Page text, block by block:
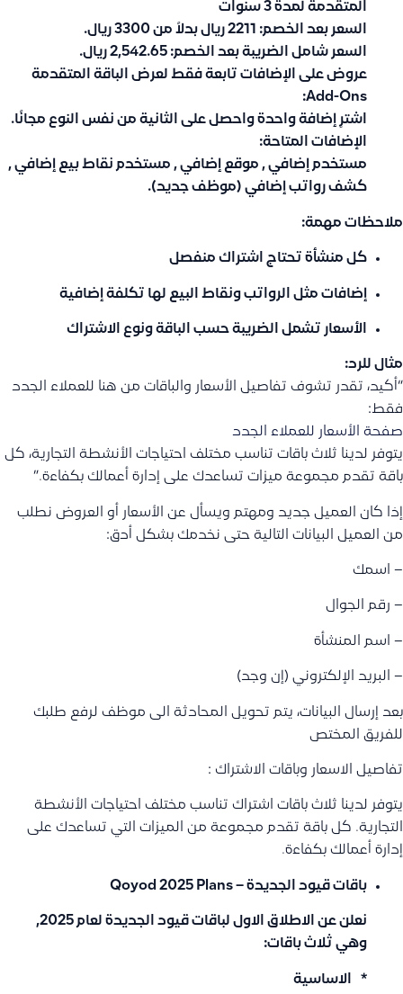
المتقدمة لمدة 3 سنوات
السعر بعد الخصم: 2211 ريال بدلاً من 3300 ريال.
السعر شامل الضريبة بعد الخصم: 2,542.65 ريال.
عروض على الإضافات تابعة فقط لعرض الباقة المتقدمة
Add-Ons:
اشترِ إضافة واحدة واحصل على الثانية من نفس النوع مجانًا.
الإضافات المتاحة:
مستخدم إضافي , موقع إضافي , مستخدم نقاط بيع إضافي ,
كشف رواتب إضافي (موظف جديد).
ملاحظات مهمة:
كل منشأة تحتاج اشتراك منفصل
إضافات مثل الرواتب ونقاط البيع لها تكلفة إضافية
الأسعار تشمل الضريبة حسب الباقة ونوع الاشتراك
مثال للرد:
“أكيد، تقدر تشوف تفاصيل الأسعار والباقات من هنا للعملاء الجدد
فقط:
صفحة الأسعار للعملاء الجدد
يتوفر لدينا ثلاث باقات تناسب مختلف احتياجات الأنشطة التجارية، كل
باقة تقدم مجموعة ميزات تساعدك على إدارة أعمالك بكفاءة.”
إذا كان العميل جديد ومهتم ويسأل عن الأسعار أو العروض نطلب
من العميل البيانات التالية حتى نخدمك بشكل أدق:
– اسمك
– رقم الجوال
– اسم المنشأة
– البريد الإلكتروني (إن وجد)
بعد إرسال البيانات، يتم تحويل المحادثة الى موظف لرفع طلبك
للفريق المختص
تفاصيل الاسعار وباقات الاشتراك :
يتوفر لدينا ثلاث باقات اشتراك تناسب مختلف احتياجات الأنشطة
التجارية. كل باقة تقدم مجموعة من الميزات التي تساعدك على
إدارة أعمالك بكفاءة.
باقات قيود الجديدة – Qoyod 2025 Plans
نعلن عن الاطلاق الاول لباقات قيود الجديدة لعام 2025,
وهي ثلاث باقات:
* الاساسية